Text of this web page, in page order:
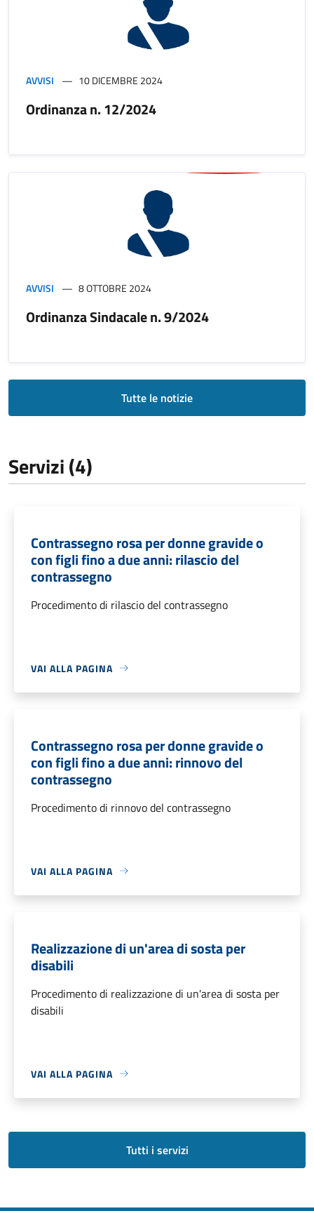
AVVISI 10 DICEMBRE 2024
Ordinanza n. 12/2024
AVVISI 8 OTTOBRE 2024
Ordinanza Sindacale n. 9/2024
Tutte le notizie
Servizi (4)
Contrassegno rosa per donne gravide o
con figli fino a due anni: rilascio del
contrassegno
Procedimento di rilascio del contrassegno
VAI ALLA PAGINA
Contrassegno rosa per donne gravide o
con figli fino a due anni: rinnovo del
contrassegno
Procedimento di rinnovo del contrassegno
VAI ALLA PAGINA
Realizzazione di un'area di sosta per
disabili
Procedimento di realizzazione di un'area di sosta per
disabili
VAI ALLA PAGINA
Tutti i servizi